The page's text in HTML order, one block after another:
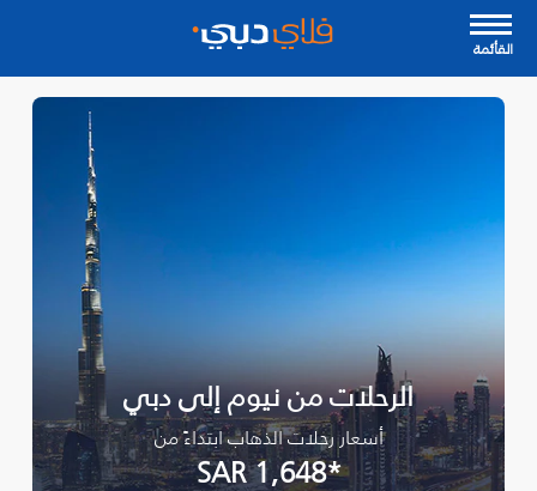
القأئمة
الرحلات من نيوم إلى دبي
أسعار رحلات الذهاب ابتداءً من
*SAR 1,648